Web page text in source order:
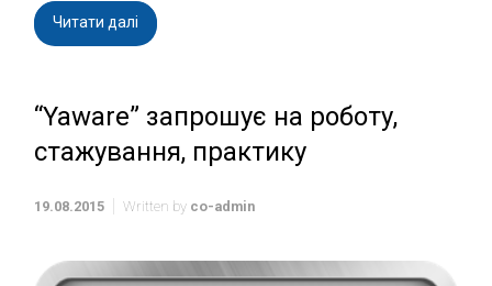
Читати далі
“Yaware” запрошує на роботу,
стажування, практику
19.08.2015 Written by co-admin